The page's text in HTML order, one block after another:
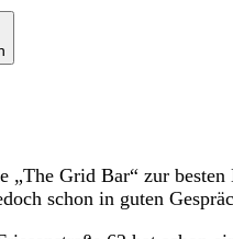
„The Grid Bar“ zur
schon in guten